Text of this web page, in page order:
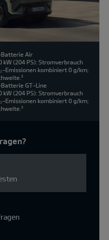
Batterie Air
(204 PS): Stromverbrauch
Emissionen kombiniert 0 g/km;
2
GT-Line
(204 PS): Stromverbrauch
Emissionen kombiniert 0 g/km;
2